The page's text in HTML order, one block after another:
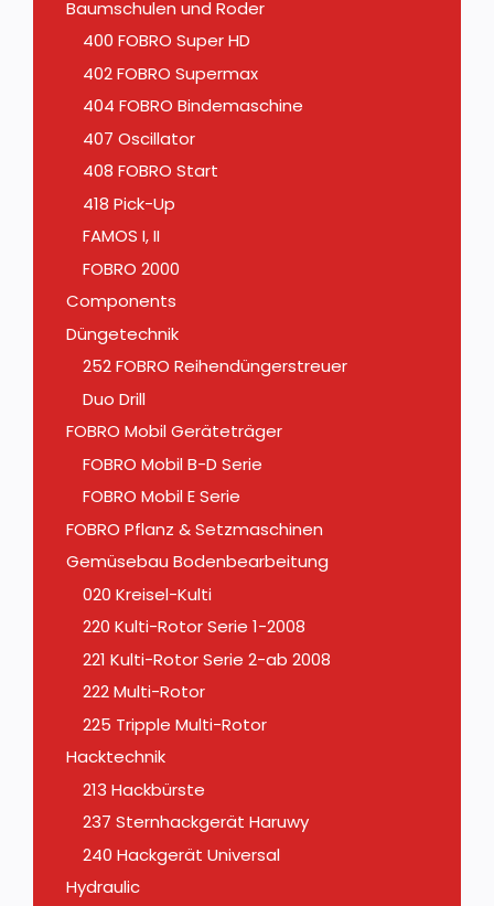
Baumschulen und Roder
400 FOBRO Super HD
402 FOBRO Supermax
404 FOBRO Bindemaschine
407 Oscillator
408 FOBRO Start
418 Pick-Up
FAMOS I, II
FOBRO 2000
Components
Düngetechnik
252 FOBRO Reihendüngerstreuer
Duo Drill
FOBRO Mobil Geräteträger
FOBRO Mobil B-D Serie
FOBRO Mobil E Serie
FOBRO Pflanz & Setzmaschinen
Gemüsebau Bodenbearbeitung
020 Kreisel-Kulti
220 Kulti-Rotor Serie 1-2008
221 Kulti-Rotor Serie 2-ab 2008
222 Multi-Rotor
225 Tripple Multi-Rotor
Hacktechnik
213 Hackbürste
237 Sternhackgerät Haruwy
240 Hackgerät Universal
Hydraulic